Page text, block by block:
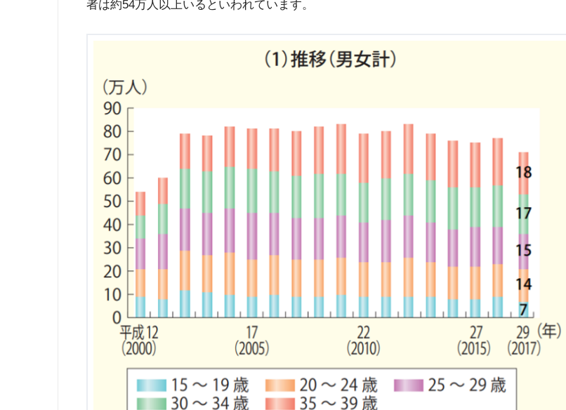
者は約54万人以上いるといわれています。